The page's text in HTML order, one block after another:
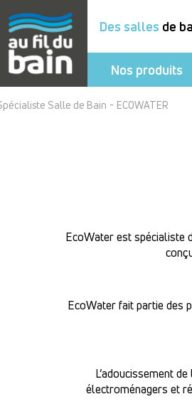
Des salles de
Nos produits
Salle de Bain - ECOWATER
EcoWater est spécialiste
EcoWater fait partie des
L’adoucissement
électroménagers et